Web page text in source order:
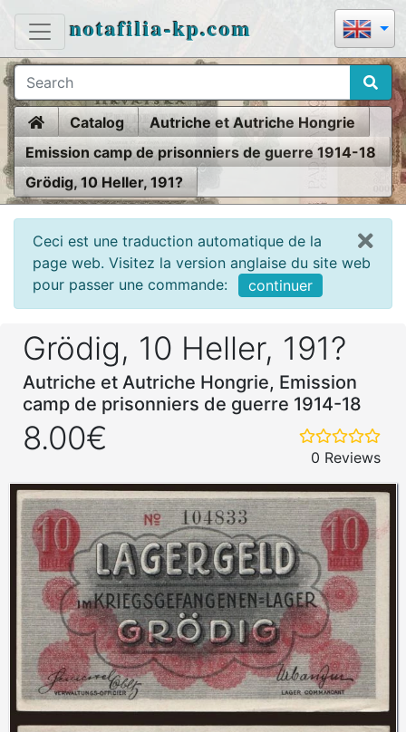
notafilia-kp.com
HomeCatalog
Autriche et Autriche Hongrie
Emission camp de prisonniers de guerre 1914-18
Grödig, 10 Heller, 191?
Ceci est une traduction automatique de la
page web. Visitez la version anglaise du site web
pour passer une commande:
continuer
Grödig, 10 Heller, 191?
Autriche et Autriche Hongrie, Emission
camp de prisonniers de guerre 1914-18
8.00€
0 Reviews